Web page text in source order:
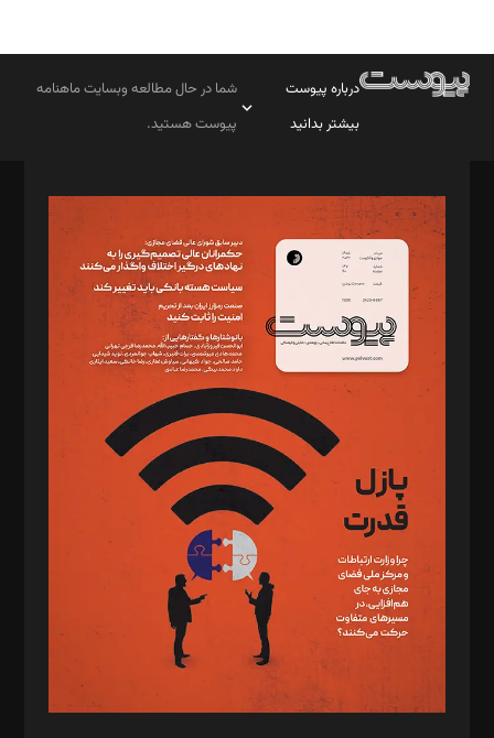
درباره پیوست
بیشتر بدانید
شما در حال مطالعه وبسایت ماهنامه
پیوست هستید.
مدیر مسئول: محمدباقر اثنی‌عشری
سردبیر: مهرک محمودی
دبیر تحریریه: میثم قاسمی
د‌بیر ناداستان: سمانه سمیع
د‌بیر خدمت و تجارت: ابوالفضل رجبی
د‌بیر حقوق فناوری: حسام‌الدین ایپکچی
د‌بیر پیوست جهان: مینا پاکدل
د‌بیر تحریریه آنلاین: بابک نقاش
تحریریه‌: مجتبی محمود‌ی، آرش برهمند، یسنا امان‌پور، سروش کرمیان،
مصطفی مسجدی آرانی، ابوالفضل رجبی، زهرا فکرانه، فائزه فتحی
رستمی،مصطفی باستان
ویرایش: نگار استاد‌‌آقا
طراح یونیفرم: مجید توکلی
فیلمبرداری و عکاسی: امیر شفیعی، مانی لطفی زاده
گرافیک و صفحه‌آرایی: سید‌سبحان‌علی ثابت
مد‌یر توسعه تجاری: کامبیز برید‌
امور مالی: شاپور رهبری، محمد‌ کاظمی‌نیا